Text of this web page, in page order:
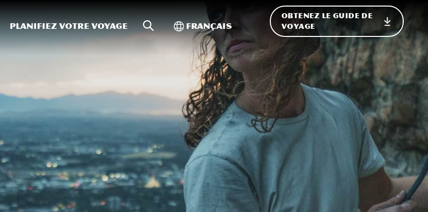
Planifiez votre voyage Recherche sur le site
Basculer vers l'international
Français
OBTENEZ LE GUIDE DE
VOYAGE